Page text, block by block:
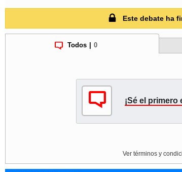
Este debate ha
Todos 0
¡Sé el primero
Ver términos y